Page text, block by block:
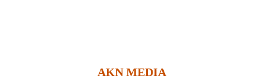
AKN MEDIA